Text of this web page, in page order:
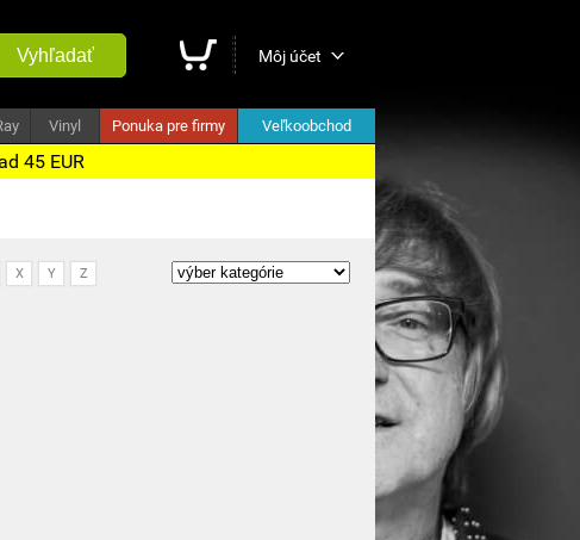
Vyhľadať Môj účet
Vinyl Ponuka pre firmy Veľkoobchod
45 EUR
X Y Z